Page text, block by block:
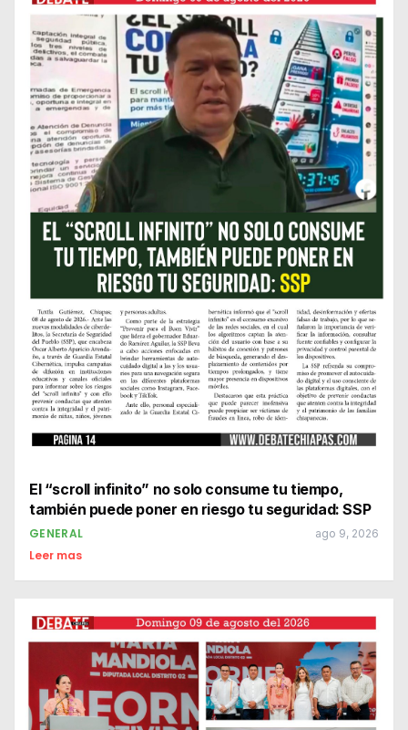
El “scroll infinito” no solo consume tu tiempo,
también puede poner en riesgo tu seguridad: SSP
GENERAL ago 9, 2026
Leer mas